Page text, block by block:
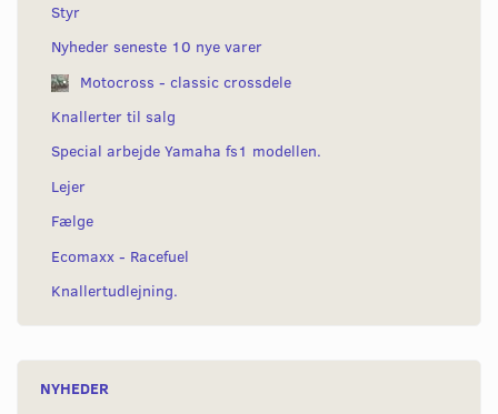
Styr
Nyheder seneste 10 nye varer
Motocross - classic crossdele
Knallerter til salg
Special arbejde Yamaha fs1 modellen.
Lejer
Fælge
Ecomaxx - Racefuel
Knallertudlejning.
NYHEDER